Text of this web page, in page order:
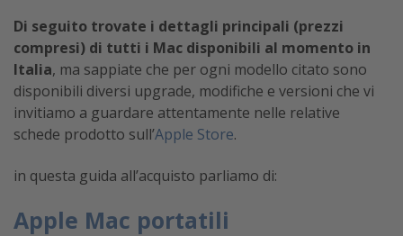
Di seguito trovate i dettagli principali (prezzi
compresi) di tutti i Mac disponibili al momento in
Italia, ma sappiate che per ogni modello citato sono
disponibili diversi upgrade, modifiche e versioni che vi
invitiamo a guardare attentamente nelle relative
schede prodotto sull’Apple Store.
in questa guida all’acquisto parliamo di:
Apple Mac portatili